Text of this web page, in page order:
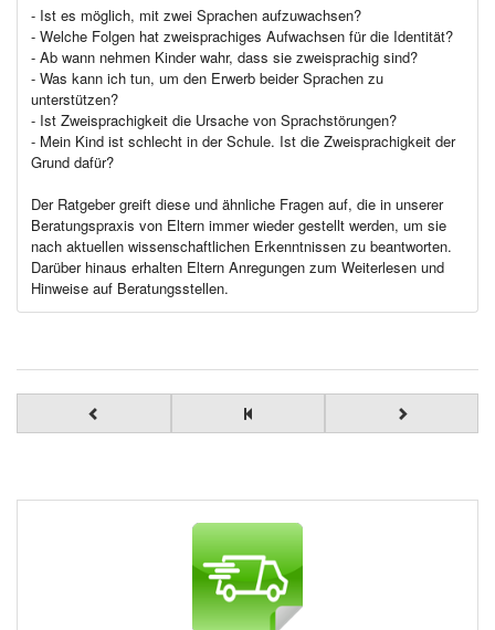
- Ist es möglich, mit zwei Sprachen aufzuwachsen?
- Welche Folgen hat zweisprachiges Aufwachsen für die Identität?
- Ab wann nehmen Kinder wahr, dass sie zweisprachig sind?
- Was kann ich tun, um den Erwerb beider Sprachen zu
unterstützen?
- Ist Zweisprachigkeit die Ursache von Sprachstörungen?
- Mein Kind ist schlecht in der Schule. Ist die Zweisprachigkeit der
Grund dafür?
Der Ratgeber greift diese und ähnliche Fragen auf, die in unserer
Beratungspraxis von Eltern immer wieder gestellt werden, um sie
nach aktuellen wissenschaftlichen Erkenntnissen zu beantworten.
Darüber hinaus erhalten Eltern Anregungen zum Weiterlesen und
Hinweise auf Beratungsstellen.